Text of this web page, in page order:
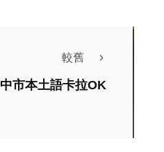
較舊
市本土語卡拉OK